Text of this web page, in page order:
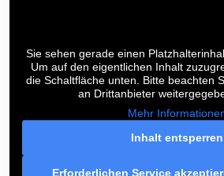
Sie sehen gerade einen
Um auf den eigentlichen Inhalt
die Schaltfläche unten. Bitte beachten
an Drittanbieter
Mehr
Inhalt entsperren
Erforderlichen Service